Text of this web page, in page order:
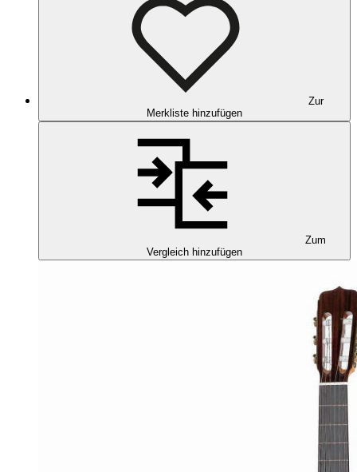
Zur
Merkliste hinzufügen
Zum
Vergleich hinzufügen